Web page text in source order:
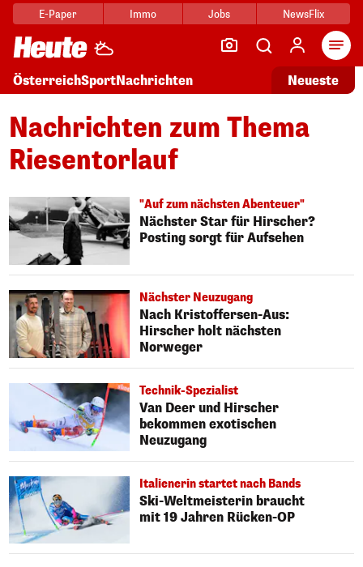
E-Paper Immo Jobs NewsFlix
ÖsterreichSportNachrichten Neueste
Nachrichten zum Thema
Riesentorlauf
"Auf zum nächsten Abenteuer"
Nächster Star für Hirscher?
Posting sorgt für Aufsehen
Nächster Neuzugang
Nach Kristoffersen-Aus:
Hirscher holt nächsten
Norweger
Technik-Spezialist
Van Deer und Hirscher
bekommen exotischen
Neuzugang
Italienerin startet nach Bands
Ski-Weltmeisterin braucht
mit 19 Jahren Rücken-OP